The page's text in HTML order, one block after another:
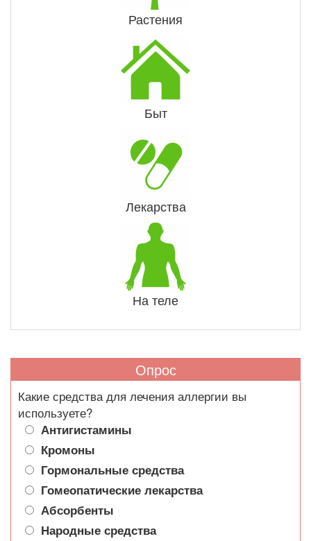
Растения
Быт
Лекарства
На теле
Опрос
Какие средства для лечения аллергии вы
используете?
Антигистамины
Кромоны
Гормональные средства
Гомеопатические лекарства
Абсорбенты
Народные средства